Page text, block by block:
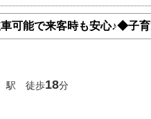
可能で来客時も安心♪◆子育
駅 徒歩18分